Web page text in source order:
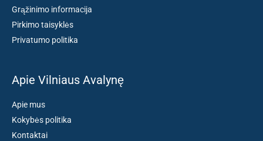
Grąžinimo informacija
Pirkimo taisyklės
Privatumo politika
Apie Vilniaus Avalynę
Apie mus
Kokybės politika
Kontaktai